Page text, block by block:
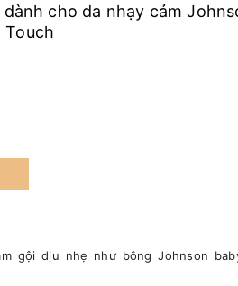
cho da nhạy cảm
gội dịu nhẹ như bông Johnson